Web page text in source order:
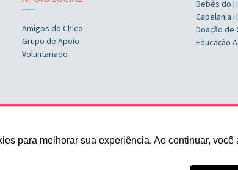
para melhorar sua experiência. Ao continuar,
Amigos do Chico
Grupo de Apoio
Voluntariado
Bebês do
Capelania
Doação de
Educação
Pelotas/RS